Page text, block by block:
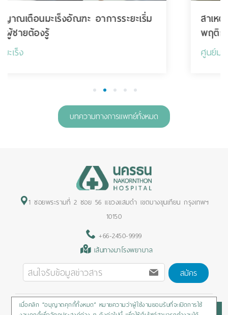
สาเหตุมะเร็งทางพันธุกรรม VS มะเร็งจาก
พฤติกรรมและสิ่งแวดล้อม
1 2 3 4 5
บทความทางการแพทย์ทั้งหมด
1 ซอยพระรามที่ 2 ซอย 56 แขวงแสมดำ เขตบางขุนเทียน กรุงเทพฯ
10150
+66-2450-9999
เส้นทางมาโรงพยาบาล
สมัคร
Privacy Policy/Cookies Policy/Sitemap/สิทธิผู้ป่วย
เมื่อคลิก “อนุญาตคุกกี้ทั้งหมด” หมายความว่าผู้ใช้งานยอมรับที่จะเปิดการใช้